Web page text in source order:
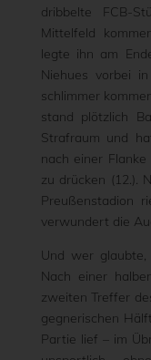
dribbelte FCB-
Mittelfeld
legte ihn am
Niehues vorbei
schlimmer
stand plötzlich
Strafraum und
nach einer
zu drücken (12.).
Preußenstadion
verwundert die
Und wer glaubte,
Nach einer
zweiten Treffer
gegnerischen
Partie lief – im